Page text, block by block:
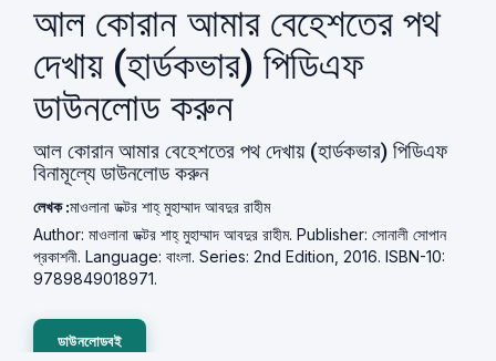
আল কোরান আমার বেহেশতের পথ
দেখায় (হার্ডকভার) পিডিএফ
ডাউনলোড করুন
আল কোরান আমার বেহেশতের পথ দেখায় (হার্ডকভার) পিডিএফ
বিনামূল্যে ডাউনলোড করুন
লেখক :মাওলানা ডক্টর শাহ্‌ মুহাম্মাদ আবদুর রাহীম
Author: মাওলানা ডক্টর শাহ্‌ মুহাম্মাদ আবদুর রাহীম. Publisher: সোনালী সোপান
প্রকাশনী. Language: বাংলা. Series: 2nd Edition, 2016. ISBN-10:
9789849018971.
ডাউনলোডবই